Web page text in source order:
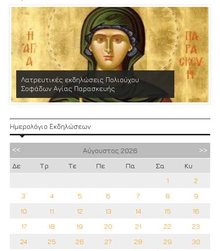
Λατρευτικές εκδηλώσεις Πολιούχου
Σοφάδων Αγίας Παρασκευής
Ημερολόγιο Εκδηλώσεων
Αύγουστος 2026
Δε
Τρ Τε Πε Πα Σα
Κυ
1
2
3
4 5 6 7 8
9
10
11 12 13 14 15
16
17
18 19 20 21 22
23
24
25 26 27 28 29 30